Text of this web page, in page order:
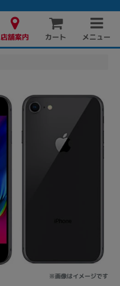
店舗案内 カート メニュー
※画像はイメージです